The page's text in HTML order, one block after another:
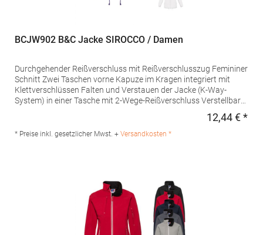
BCJW902 B&C Jacke SIROCCO / Damen
Durchgehender Reißverschluss mit Reißverschlusszug Femininer
Schnitt Zwei Taschen vorne Kapuze im Kragen integriert mit
Klettverschlüssen Falten und Verstauen der Jacke (K-Way-
System) in einer Tasche mit 2-Wege-Reißverschluss Verstellbarer
KordelzugMaterialzusammensetzung: 100% NylonAngaben zur
Produktsicherheit: Herst.-Nr.: JW902Hersteller: The Cotton
12,44 € *
* Preise inkl. gesetzlicher Mwst. + Versandkosten *